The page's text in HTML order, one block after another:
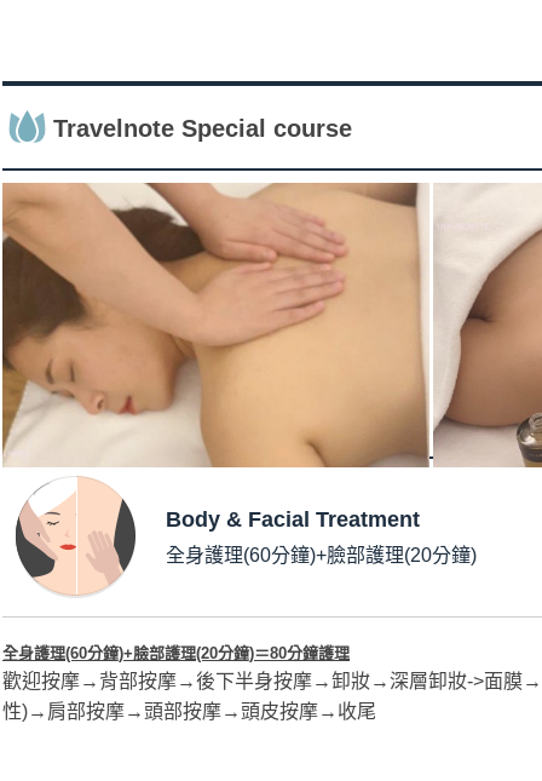
Travelnote Special course
Body & Facial Treatment
全身護理(60分鐘)+臉部護理(20分鐘)
全身護理(60分鐘)+臉部護理(20分鐘)​＝80分鐘護理
歡迎按摩→背部按摩→後下半身按摩→卸妝→深層卸妝->面膜
性)→肩部按摩→頭部按摩→頭皮按摩→收尾